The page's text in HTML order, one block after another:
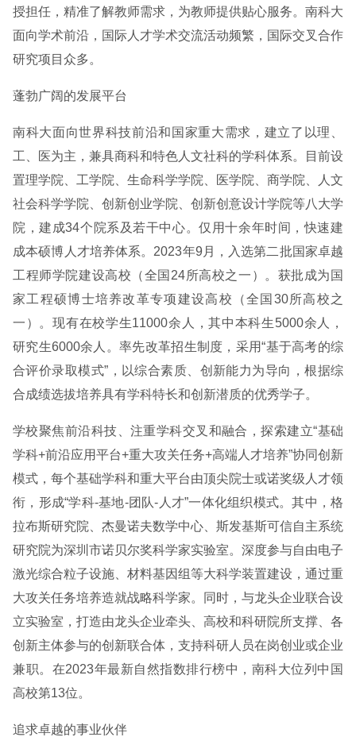
授担任，精准了解教师需求，为教师提供贴心服务。南科大
面向学术前沿，国际人才学术交流活动频繁，国际交叉合作
研究项目众多。
蓬勃广阔的发展平台
南科大面向世界科技前沿和国家重大需求，建立了以理、
工、医为主，兼具商科和特色人文社科的学科体系。目前设
置理学院、工学院、生命科学学院、医学院、商学院、人文
社会科学学院、创新创业学院、创新创意设计学院等八大学
院，建成34个院系及若干中心。仅用十余年时间，快速建
成本硕博人才培养体系。2023年9月，入选第二批国家卓越
工程师学院建设高校（全国24所高校之一）。获批成为国
家工程硕博士培养改革专项建设高校（全国30所高校之
一）。现有在校学生11000余人，其中本科生5000余人，
研究生6000余人。率先改革招生制度，采用“基于高考的综
合评价录取模式”，以综合素质、创新能力为导向，根据综
合成绩选拔培养具有学科特长和创新潜质的优秀学子。
学校聚焦前沿科技、注重学科交叉和融合，探索建立“基础
学科+前沿应用平台+重大攻关任务+高端人才培养”协同创新
模式，每个基础学科和重大平台由顶尖院士或诺奖级人才领
衔，形成“学科-基地-团队-人才”一体化组织模式。其中，格
拉布斯研究院、杰曼诺夫数学中心、斯发基斯可信自主系统
研究院为深圳市诺贝尔奖科学家实验室。深度参与自由电子
激光综合粒子设施、材料基因组等大科学装置建设，通过重
大攻关任务培养造就战略科学家。同时，与龙头企业联合设
立实验室，打造由龙头企业牵头、高校和科研院所支撑、各
创新主体参与的创新联合体，支持科研人员在岗创业或企业
兼职。在2023年最新自然指数排行榜中，南科大位列中国
高校第13位。
追求卓越的事业伙伴